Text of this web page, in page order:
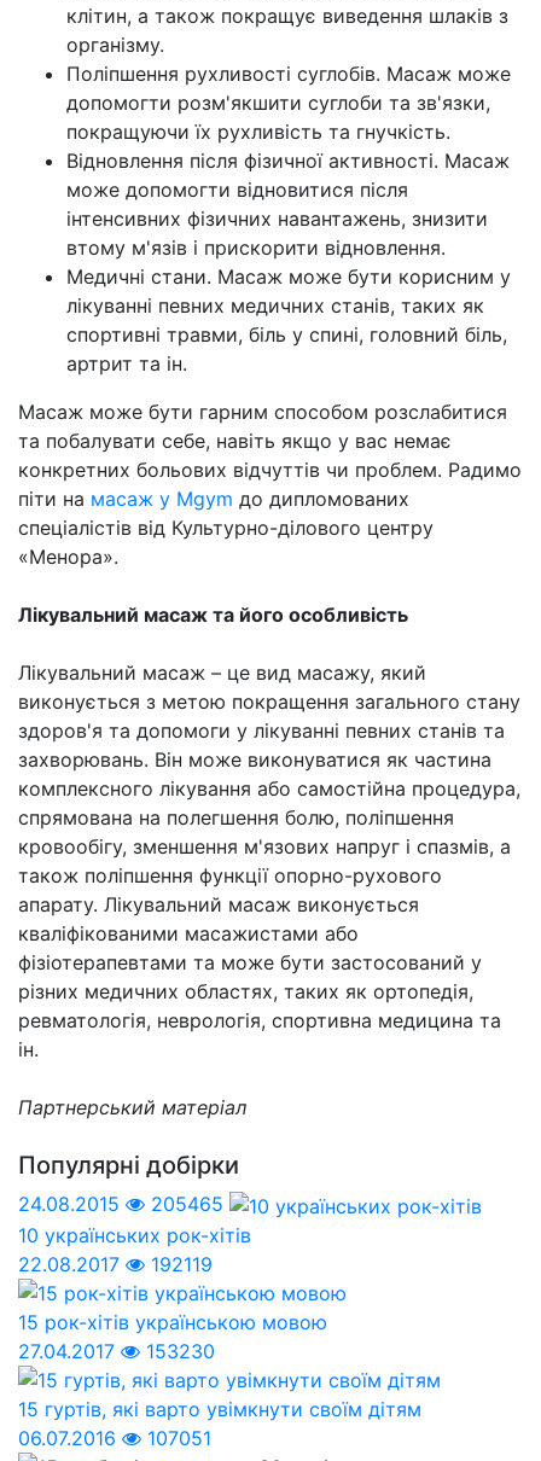
клітин, а також покращує виведення шлаків з
організму.
Поліпшення рухливості суглобів. Масаж може
допомогти розм'якшити суглоби та зв'язки,
покращуючи їх рухливість та гнучкість.
Відновлення після фізичної активності. Масаж
може допомогти відновитися після
інтенсивних фізичних навантажень, знизити
втому м'язів і прискорити відновлення.
Медичні стани. Масаж може бути корисним у
лікуванні певних медичних станів, таких як
спортивні травми, біль у спині, головний біль,
артрит та ін.
Масаж може бути гарним способом розслабитися
та побалувати себе, навіть якщо у вас немає
конкретних больових відчуттів чи проблем. Радимо
піти на масаж у Mgym до дипломованих
спеціалістів від Культурно-ділового центру
«Менора».
Лікувальний масаж та його особливість
Лікувальний масаж – це вид масажу, який
виконується з метою покращення загального стану
здоров'я та допомоги у лікуванні певних станів та
захворювань. Він може виконуватися як частина
комплексного лікування або самостійна процедура,
спрямована на полегшення болю, поліпшення
кровообігу, зменшення м'язових напруг і спазмів, а
також поліпшення функції опорно-рухового
апарату. Лікувальний масаж виконується
кваліфікованими масажистами або
фізіотерапевтами та може бути застосований у
різних медичних областях, таких як ортопедія,
ревматологія, неврологія, спортивна медицина та
ін.
Партнерський матеріал
Популярні добірки
24.08.2015
205465
10 українських рок-хітів
22.08.2017
192119
15 рок-хітів українською мовою
27.04.2017
153230
15 гуртів, які варто увімкнути своїм дітям
06.07.2016
107051